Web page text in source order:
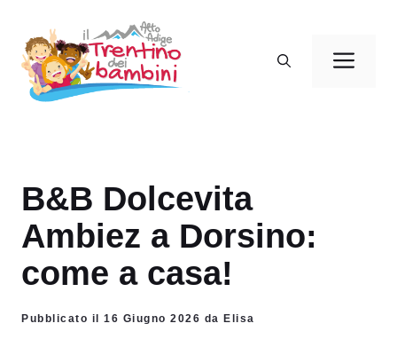
contenuto
B&B Dolcevita
Ambiez a Dorsino:
come a casa!
Pubblicato il 16 Giugno 2026 da Elisa